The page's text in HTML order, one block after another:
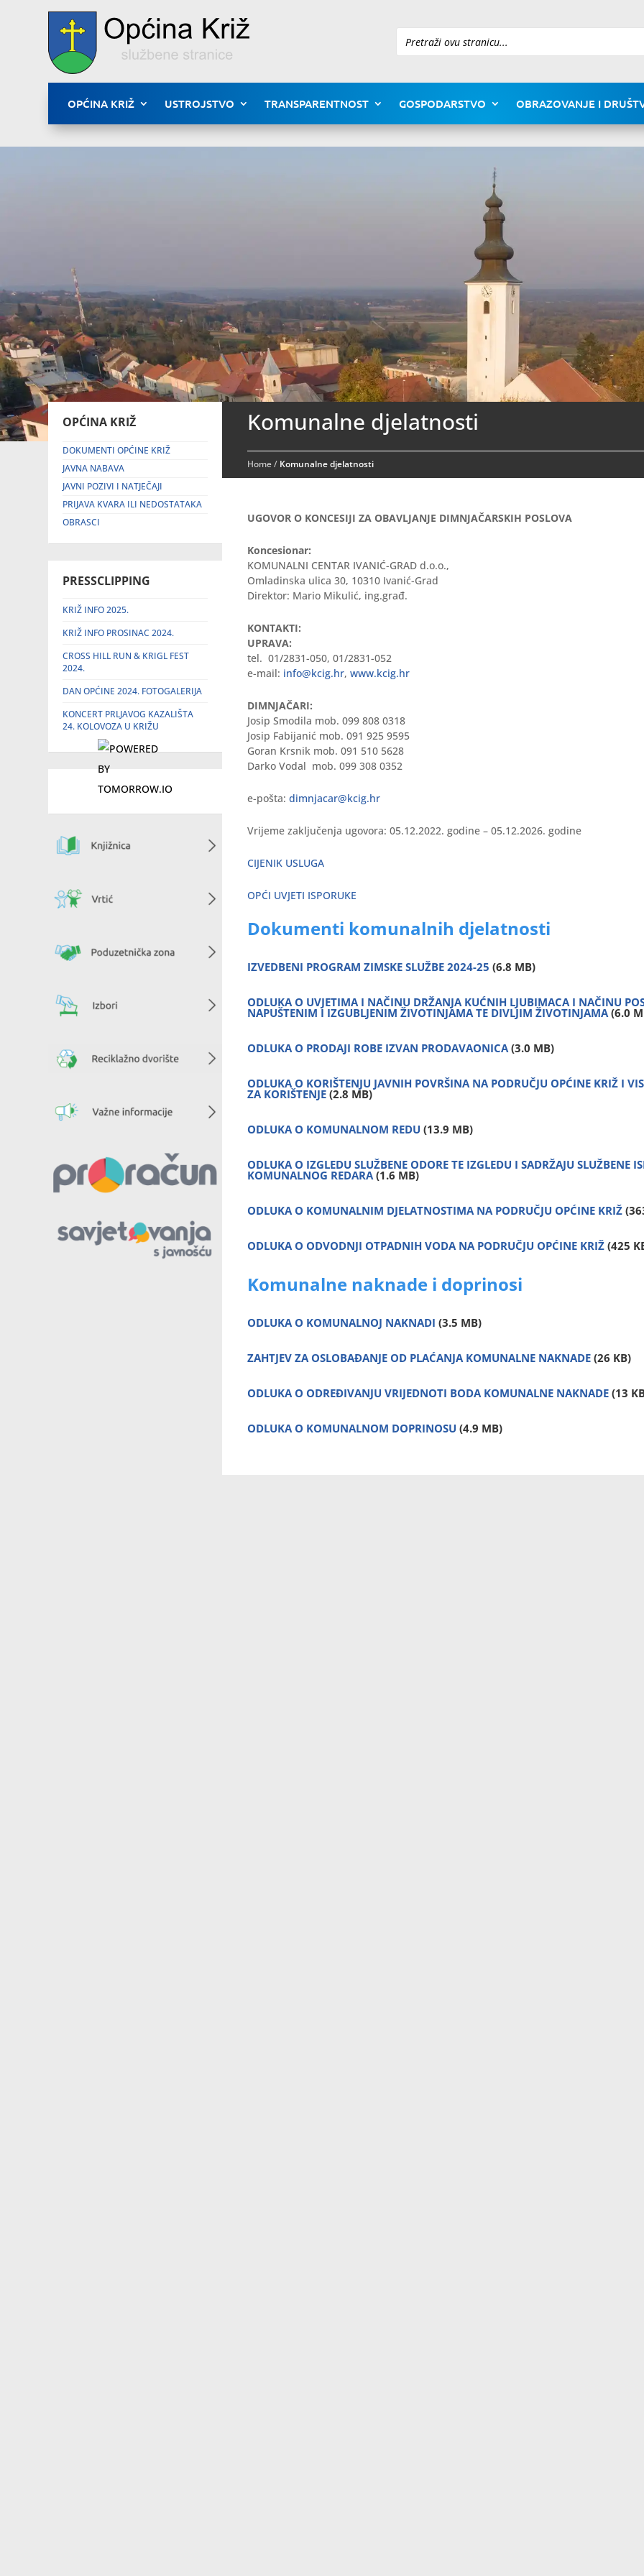
Pretraži
OPĆINA KRIŽ USTROJSTVO TRANSPARENTNOST GOSPODARSTVO OBRAZOVANJE I
OPĆINA KRIŽ
DOKUMENTI OPĆINE KRIŽ
JAVNA NABAVA
JAVNI POZIVI I NATJEČAJI
PRIJAVA KVARA ILI NEDOSTATAKA
OBRASCI
PRESSCLIPPING
KRIŽ INFO 2025.
KRIŽ INFO PROSINAC 2024.
CROSS HILL RUN & KRIGL FEST
2024.
DAN OPĆINE 2024. FOTOGALERIJA
KONCERT PRLJAVOG KAZALIŠTA
24. KOLOVOZA U KRIŽU
Komunalne djelatnosti
Home/ Komunalne djelatnosti
UGOVOR O KONCESIJI ZA OBAVLJANJE DIMNJAČARSKIH POSLOVA
Koncesionar:
KOMUNALNI CENTAR IVANIĆ-GRAD d.o.o.,
Omladinska ulica 30, 10310 Ivanić-Grad
Direktor: Mario Mikulić, ing.građ.
KONTAKTI:
UPRAVA:
tel. 01/2831-050, 01/2831-052
e-mail: info@kcig.hr,www.kcig.hr
DIMNJAČARI:
Josip Smodila mob. 099 808 0318
Josip Fabijanić mob. 091 925 9595
Goran Krsnik mob. 091 510 5628
Darko Vodal mob. 099 308 0352
e-pošta:dimnjacar@kcig.hr
Vrijeme zaključenja ugovora: 05.12.2022. godine – 05.12.2026. godine
CIJENIK USLUGA
OPĆI UVJETI ISPORUKE
Dokumenti komunalnih djelatnosti
IZVEDBENI PROGRAM ZIMSKE SLUŽBE 2024-25(6.8 MB)
ODLUKA O UVJETIMA I NAČINU DRŽANJA KUĆNIH LJUBIMACA I NAČINU
NAPUŠTENIM I IZGUBLJENIM ŽIVOTINJAMA TE DIVLJIM ŽIVOTINJAMA(6.0
ODLUKA O PRODAJI ROBE IZVAN PRODAVAONICA(3.0 MB)
ODLUKA O KORIŠTENJU JAVNIH POVRŠINA NA PODRUČJU OPĆINE KRIŽ I
ZA KORIŠTENJE(2.8 MB)
ODLUKA O KOMUNALNOM REDU(13.9 MB)
ODLUKA O IZGLEDU SLUŽBENE ODORE TE IZGLEDU I SADRŽAJU SLUŽBENE
KOMUNALNOG REDARA(1.6 MB)
ODLUKA O KOMUNALNIM DJELATNOSTIMA NA PODRUČJU OPĆINE KRIŽ
ODLUKA O ODVODNJI OTPADNIH VODA NA PODRUČJU OPĆINE KRIŽ(425
Komunalne naknade i doprinosi
ODLUKA O KOMUNALNOJ NAKNADI(3.5 MB)
ZAHTJEV ZA OSLOBAĐANJE OD PLAĆANJA KOMUNALNE NAKNADE(26 KB)
ODLUKA O ODREĐIVANJU VRIJEDNOTI BODA KOMUNALNE NAKNADE(13
ODLUKA O KOMUNALNOM DOPRINOSU(4.9 MB)